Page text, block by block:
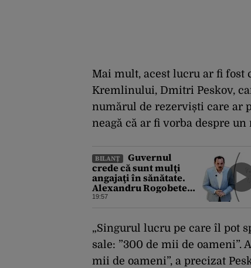
Mai mult, acest lucru ar fi fost
Kremlinului, Dmitri Peskov,
numărul de rezerviști care ar
neagă că ar fi vorba despre
BILANȚ
Guvernul
crede că sunt mulţi
angajaţi în sănătate.
Alexandru Rogobete
spune că nu e destul
infecţiilor
nosocomiale
19:57
„Singurul lucru pe care îl pot
sale: ”300 de mii de
mii de oameni”, a precizat